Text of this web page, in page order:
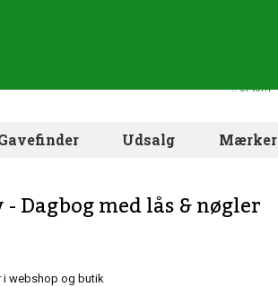
.. er tom
Udsalg Mærker
Dagbog med lås & nøgler
i webshop og butik